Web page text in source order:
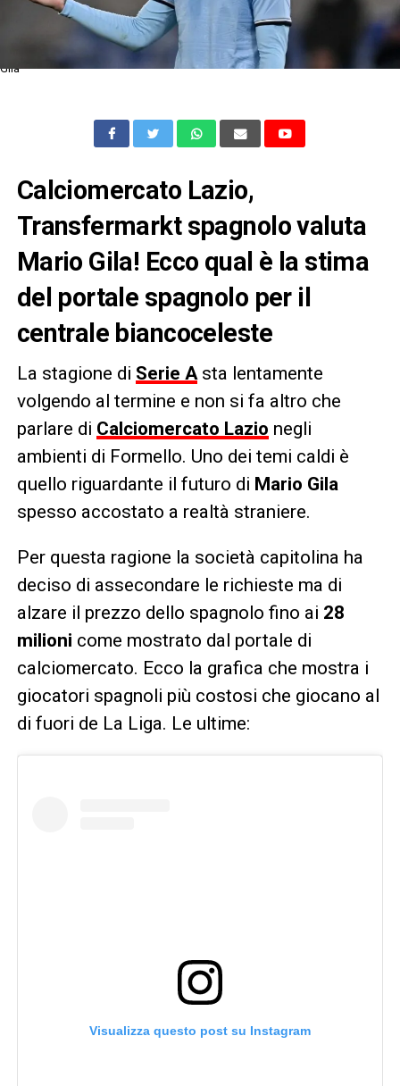
Gila
Calciomercato Lazio,
Transfermarkt spagnolo valuta
Mario Gila! Ecco qual è la stima
del portale spagnolo per il
centrale biancoceleste
La stagione di Serie Asta lentamente
volgendo al termine e non si fa altro che
parlare di Calciomercato Lazio negli
ambienti di Formello. Uno dei temi caldi è
quello riguardante il futuro di Mario Gila
spesso accostato a realtà straniere.
Per questa ragione la società capitolina ha
deciso di assecondare le richieste ma di
alzare il prezzo dello spagnolo fino ai 28
milioni come mostrato dal portale di
calciomercato. Ecco la grafica che mostra i
giocatori spagnoli più costosi che giocano al
di fuori de La Liga. Le ultime:
Visualizza questo post su Instagram